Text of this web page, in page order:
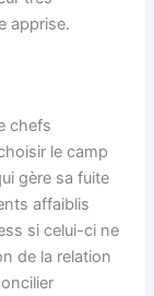
apprise.
chefs
le camp
gère sa fuite
affaiblis
si celui-ci ne
de la relation